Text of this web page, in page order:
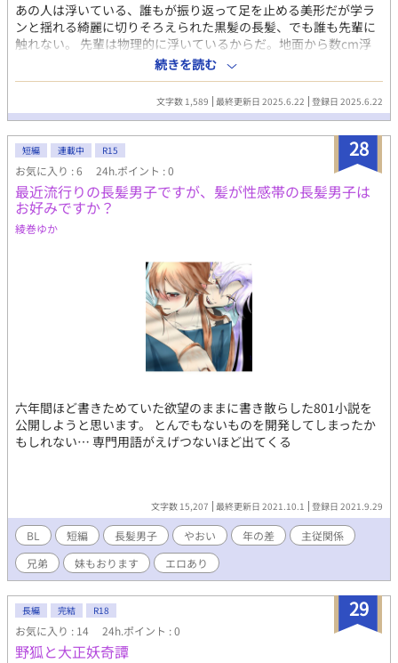
あの人は浮いている、誰もが振り返って足を止める美形だが学ラ
ンと揺れる綺麗に切りそろえられた黒髪の長髪、でも誰も先輩に
触れない。 先輩は物理的に浮いているからだ。地面から数cm浮
いているのだ。 浮いてる先輩と、浮ききれない俺の青春ゼロ・グ
ラビティハネムーン
続きを読む
文字数 1,589 最終更新日 2025.6.22 登録日 2025.6.22
28
短編 連載中 R15
お気に入り : 6 24h.ポイント : 0
最近流行りの長髪男子ですが、髪が性感帯の長髪男子は
お好みですか？
綾巻ゆか
六年間ほど書きためていた欲望のままに書き散らした801小説を
公開しようと思います。 とんでもないものを開発してしまったか
もしれない… 専門用語がえげつないほど出てくる
文字数 15,207 最終更新日 2021.10.1 登録日 2021.9.29
BL 短編 長髪男子 やおい 年の差
主従関係
兄弟
妹もおります エロあり
29
長編 完結 R18
お気に入り : 14 24h.ポイント : 0
野狐と大正妖奇譚